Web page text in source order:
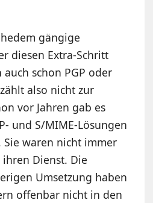
gängige
diesen Extra-Schritt
schon PGP oder
also nicht zur
vor Jahren gab es
und S/MIME-Lösungen
waren nicht immer
Dienst. Die
Umsetzung haben
offenbar nicht in den